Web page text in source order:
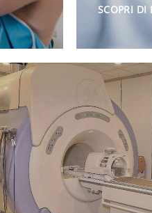
SCOPRI DI